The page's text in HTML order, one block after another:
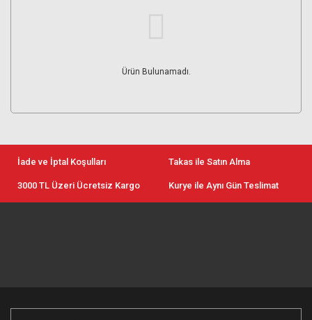
Ürün Bulunamadı.
İade ve İptal Koşulları Takas ile Satın Alma
3000 TL Üzeri Ücretsiz Kargo Kurye ile Aynı Gün Teslimat